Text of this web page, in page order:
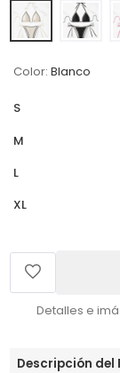
Color: Blanco
S
M
L
XL
Detalles e
Descripción del